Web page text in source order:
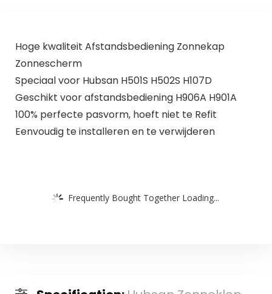
Hoge kwaliteit Afstandsbediening Zonnekap
Zonnescherm
Speciaal voor Hubsan H501S H502S H107D
Geschikt voor afstandsbediening H906A H901A
100% perfecte pasvorm, hoeft niet te Refit
Eenvoudig te installeren en te verwijderen
Frequently Bought Together Loading...